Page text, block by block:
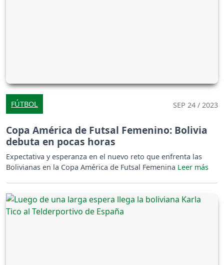
FÚTBOL SEP 24 / 2023
Copa América de Futsal Femenino: Bolivia
debuta en pocas horas
Expectativa y esperanza en el nuevo reto que enfrenta las
Bolivianas en la Copa América de Futsal Femenina